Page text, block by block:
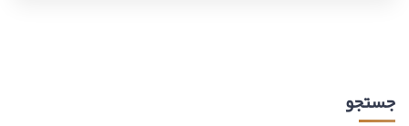
جستجو